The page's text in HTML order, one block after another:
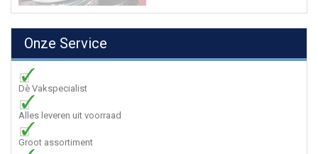
Onze Service
Dè Vakspecialist
Alles leveren uit voorraad
Groot assortiment